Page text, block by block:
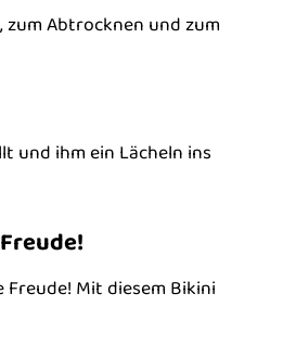
Abtrocknen und zum
und ihm ein Lächeln ins
Mit diesem Bikini